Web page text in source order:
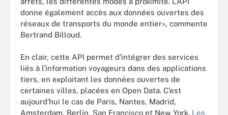
donne également accès aux données ouvertes des
réseaux de transports du monde entier», commente
Bertrand Billoud.
En clair, cette API permet d’intégrer des services
liés à l’information voyageurs dans des applications
tiers, en exploitant les données ouvertes de
certaines villes, placées en Open Data. C’est
aujourd’hui le cas de Paris, Nantes, Madrid,
Amsterdam, Berlin, San Francisco et New York. Les